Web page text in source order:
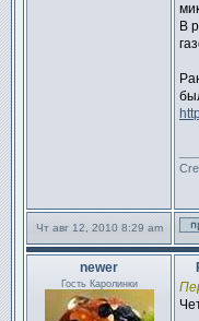
В
Чт авг 12, 2010 8:29 am
newer
Гость Каролинки